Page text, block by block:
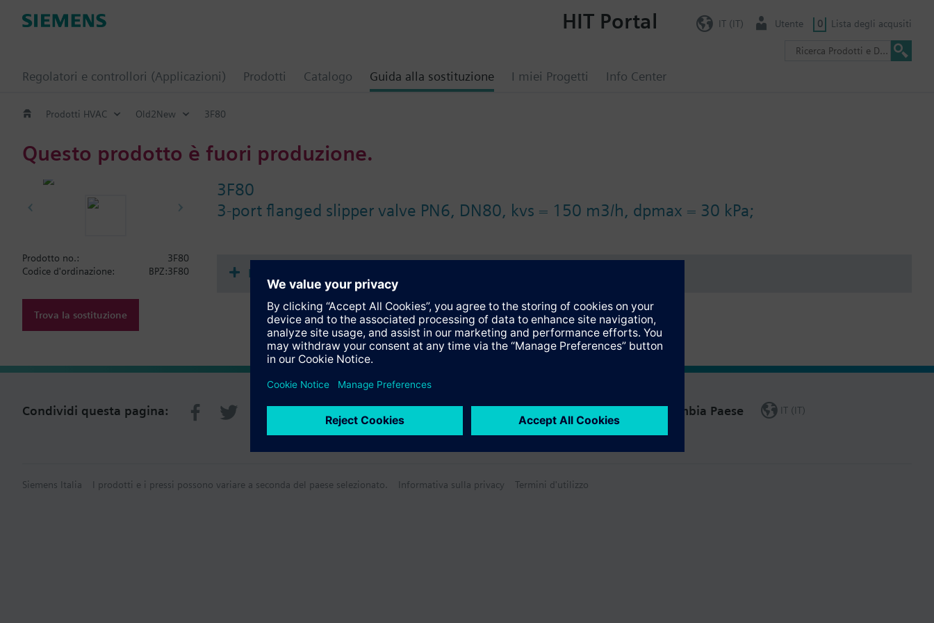
Regolatori e controllori (Applicazioni) Prodotti Catalogo Guida alla sostituzione I miei Progetti Info Center
HIT Portal IT (IT) Utente 0 Lista degli acqusiti
Prodotti HVAC Old2New 3F80
Questo prodotto è fuori produzione.
3F80
3-port flanged slipper valve PN6, DN80, kvs = 150 m3/h, dpmax = 30 kPa;
Prodotto no.:
3F80
Codice d'ordinazione:
BPZ:3F80
Trova la sostituzione
Documenti
Condividi questa pagina: Cambia Paese IT (IT)
Siemens Italia I prodotti e i pressi possono variare a seconda del paese selezionato. Informativa sulla privacy Termini d'utilizzo